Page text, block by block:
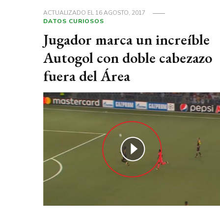
ACTUALIZADO EL16 AGOSTO, 2017
DATOS CURIOSOS
Jugador marca un increíble
Autogol con doble cabezazo
fuera del Área